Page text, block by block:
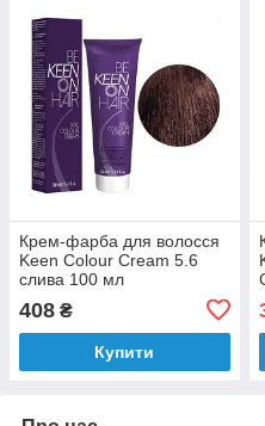
Крем-фарба для волосся
Keen Colour Cream 5.6
слива 100 мл
408 ₴
Купити